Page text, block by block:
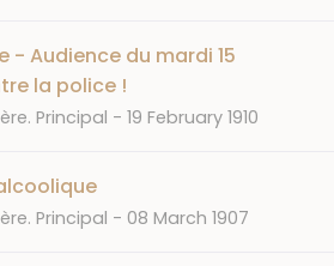
- Audience du mardi 15
la police !
Principal DATE
19 February 1910
Principal DATE
08 March 1907